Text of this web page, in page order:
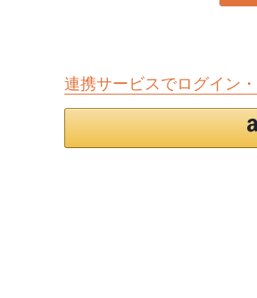
連携サービスでログイン